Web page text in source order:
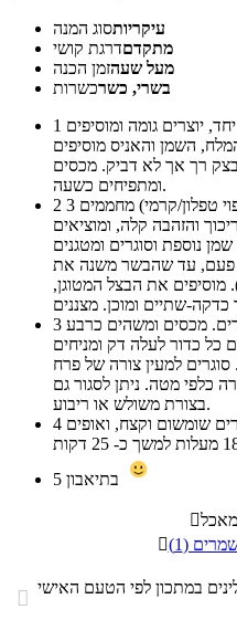
עיקריותסוג המנה
מתקדםדרגת קושי
מעל שעהזמן הכנה
בשרי, כשרכשרות
1
השמן והאניס מוסיפים
רך אך לא דביק. מכסים
ומתפיחים כשעה.
2
והזהבה קלה, ומוציאים
נוספת וסוגרים ומטגנים
פעם, עד שהבשר משנה את
מעט (כ- 10 דקות). מוסיפים את הבצל המטוגן,
3
כדור לעלה דק ומניחים
למעין צורה של פרח
כלפי מטה. ניתן לסגור גם
בצורת משולש או ריבוע.
4
5


(1)
